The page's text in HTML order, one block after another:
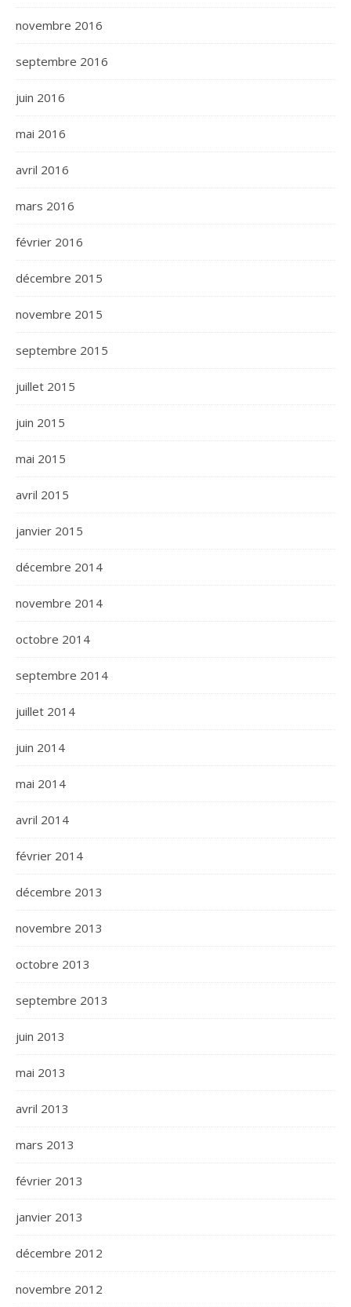
novembre 2016
septembre 2016
juin 2016
mai 2016
avril 2016
mars 2016
février 2016
décembre 2015
novembre 2015
septembre 2015
juillet 2015
juin 2015
mai 2015
avril 2015
janvier 2015
décembre 2014
novembre 2014
octobre 2014
septembre 2014
juillet 2014
juin 2014
mai 2014
avril 2014
février 2014
décembre 2013
novembre 2013
octobre 2013
septembre 2013
juin 2013
mai 2013
avril 2013
mars 2013
février 2013
janvier 2013
décembre 2012
novembre 2012